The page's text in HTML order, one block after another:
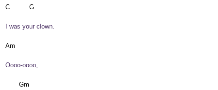
I was your clown.
Oooo-oooo,